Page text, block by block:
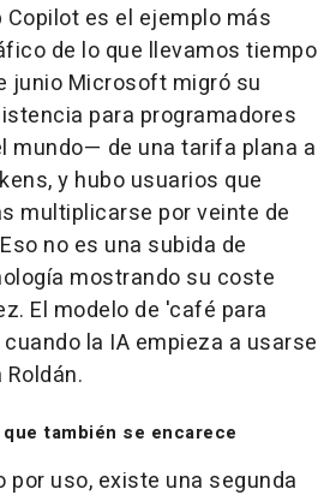
Copilot es el ejemplo más
de lo que llevamos tiempo
junio Microsoft migró su
para programadores
mundo— de una tarifa plana a
y hubo usuarios que
multiplicarse por veinte de
no es una subida de
mostrando su coste
El modelo de 'café para
la IA empieza a usarse
Roldán.
también se encarece
por uso, existe una segunda